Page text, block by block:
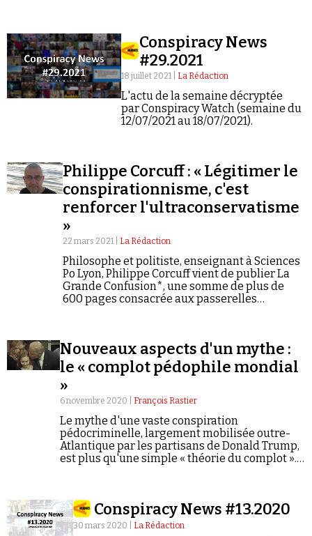
Se connecter
Conspiracy News
#29.2021
18 juillet 2021 | La Rédaction
L'actu de la semaine décryptée
par Conspiracy Watch (semaine du
12/07/2021 au 18/07/2021).
Philippe Corcuff : « Légitimer le
conspirationnisme, c'est
renforcer l'ultraconservatisme
»
22 mars 2021 | La Rédaction
Philosophe et politiste, enseignant à Sciences
Po Lyon, Philippe Corcuff vient de publier La
Grande Confusion*, une somme de plus de
600 pages consacrée aux passerelles
Nouveaux aspects d'un mythe :
le « complot pédophile mondial
»
6 novembre 2020 | François Rastier
Le mythe d'une vaste conspiration
pédocriminelle, largement mobilisée outre-
Atlantique par les partisans de Donald Trump,
est plus qu'une simple « théorie du complot ».
Conspiracy News #13.2020
30 mars 2020 | La Rédaction